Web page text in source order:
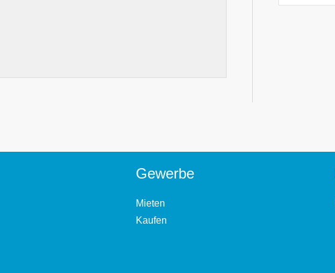
Gewerbe
Mieten
Kaufen